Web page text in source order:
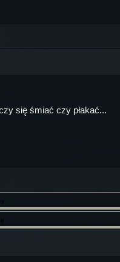
się śmiać czy płakać...